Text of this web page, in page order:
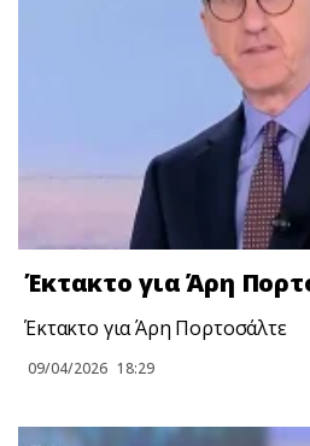
Έκτακτο για Άρη
Έκτακτο για Άρη Πορτοσάλτε
09/04/2026 18:29